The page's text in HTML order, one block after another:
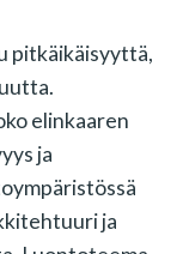
pitkäikäisyyttä,
elinkaaren
ja
ja